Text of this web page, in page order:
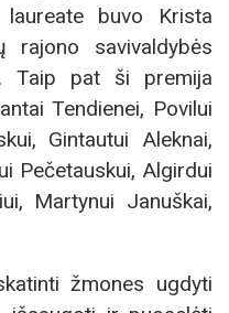
buvo Krista
rajono savivaldybės
Taip pat ši premija
Tendienei, Povilui
Gintautui Aleknai,
Pečetauskui, Algirdui
Martynui Januškai,
žmones ugdyti